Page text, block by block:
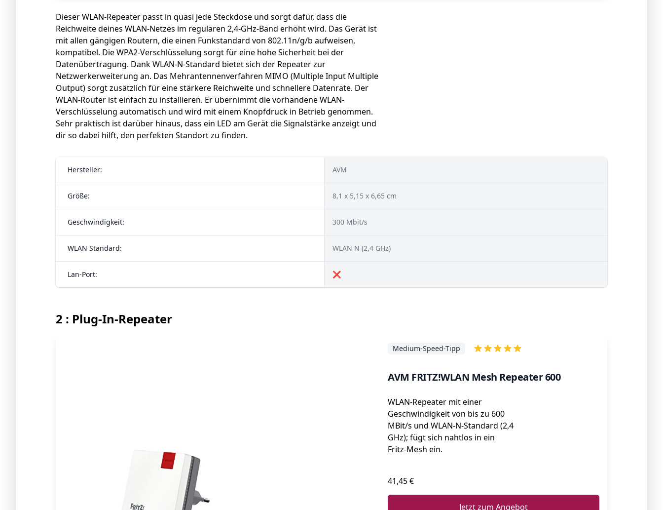
Dieser WLAN-Repeater passt in quasi jede Steckdose und sorgt dafür, dass die
Reichweite deines WLAN-Netzes im regulären 2,4-GHz-Band erhöht wird. Das Gerät ist
mit allen gängigen Routern, die einen Funkstandard von 802.11n/g/b aufweisen,
kompatibel. Die WPA2-Verschlüsselung sorgt für eine hohe Sicherheit bei der
Datenübertragung. Dank WLAN-N-Standard bietet sich der Repeater zur
Netzwerkerweiterung an. Das Mehrantennenverfahren MIMO (Multiple Input Multiple
Output) sorgt zusätzlich für eine stärkere Reichweite und schnellere Datenrate. Der
WLAN-Router ist einfach zu installieren. Er übernimmt die vorhandene WLAN-
Verschlüsselung automatisch und wird mit einem Knopfdruck in Betrieb genommen.
Sehr praktisch ist darüber hinaus, dass ein LED am Gerät die Signalstärke anzeigt und
dir so dabei hilft, den perfekten Standort zu finden.
Hersteller: AVM
Größe: 8,1 x 5,15 x 6,65 cm
Geschwindigkeit: 300 Mbit/s
WLAN Standard: WLAN N (2,4 GHz)
Lan-Port: ❌
2 : Plug-In-Repeater
AVM FRITZ!WLAN Mesh Repeater 600
Medium-Speed-Tipp
WLAN-Repeater mit einer
Geschwindigkeit von bis zu 600
MBit/s und WLAN-N-Standard (2,4
GHz); fügt sich nahtlos in ein
Fritz-Mesh ein.
41,45 €
Jetzt zum Angebot